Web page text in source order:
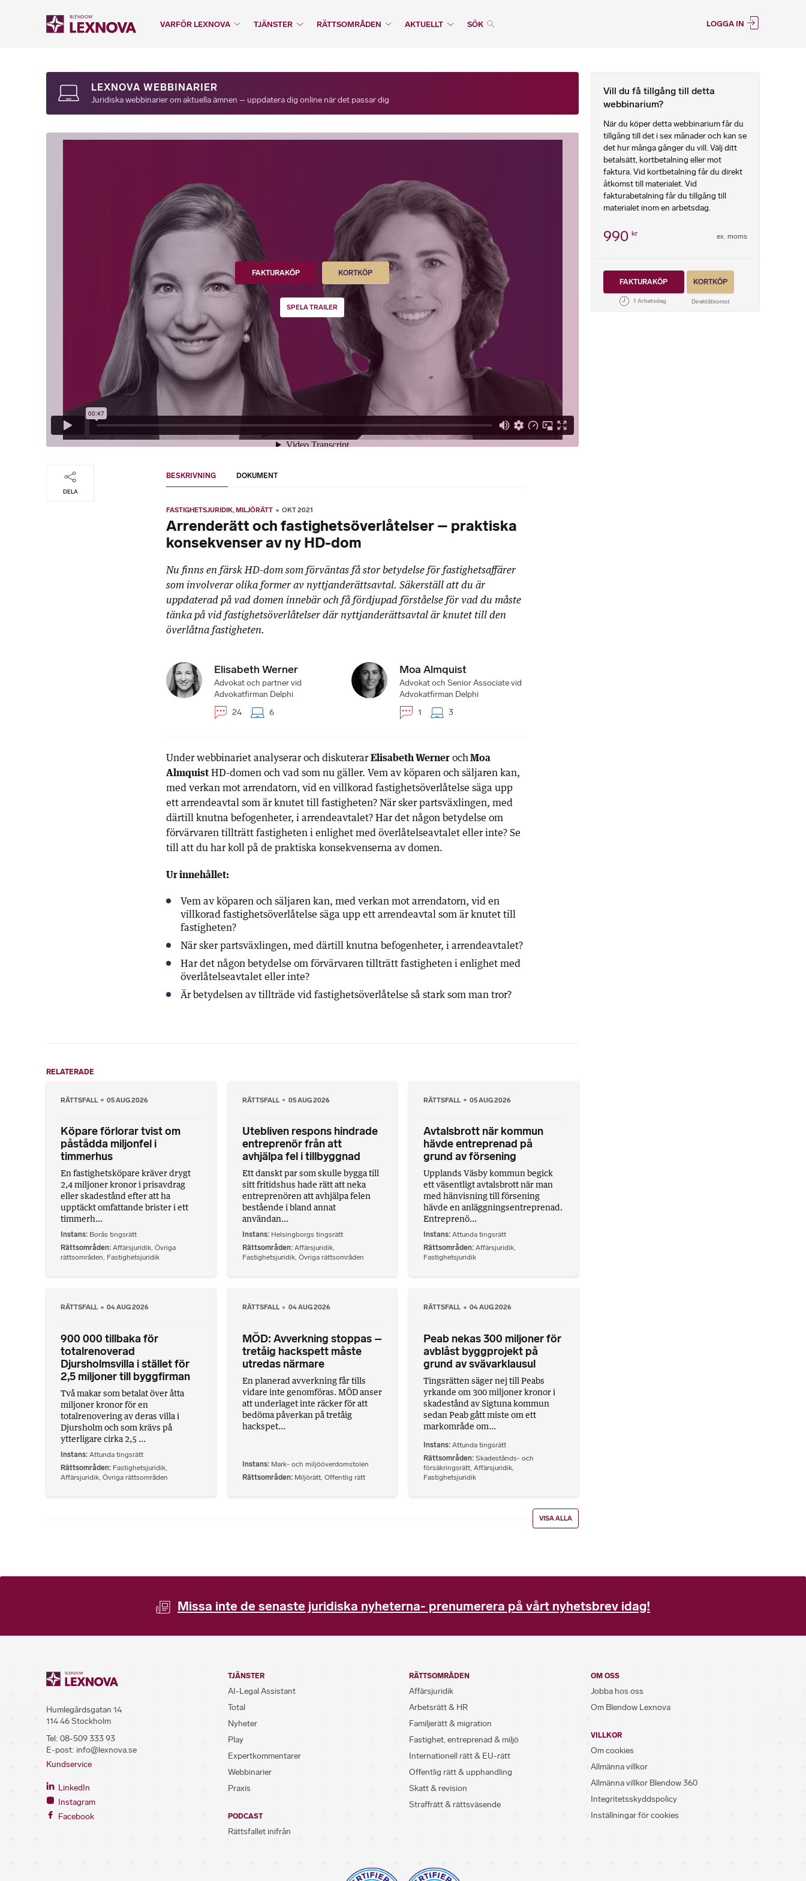
VARFÖR LEXNOVA TJÄNSTER RÄTTSOMRÅDEN AKTUELLT SÖK LOGGA IN
LEXNOVA WEBBINARIER
Juridiska webbinarier om aktuella ämnen – uppdatera dig online när det passar dig
FAKTURAKÖP KORTKÖP
SPELA TRAILER
DELA
BESKRIVNING DOKUMENT
FASTIGHETSJURIDIK MILJÖRÄTT OKT 2021
Arrenderätt och fastighetsöverlåtelser – praktiska
konsekvenser av ny HD-dom
Nu finns en färsk HD-dom som förväntas få stor betydelse för fastighetsaffärer
som involverar olika former av nyttjanderättsavtal. Säkerställ att du är
uppdaterad på vad domen innebär och få fördjupad förståelse för vad du måste
tänka på vid fastighetsöverlåtelser där nyttjanderättsavtal är knutet till den
överlåtna fastigheten.
Elisabeth Werner
Advokat och partner vid
Advokatfirman Delphi
24
6
Moa Almquist
Advokat och Senior Associate vid
Advokatfirman Delphi
1
3
Under webbinariet analyserar och diskuterar Elisabeth Werneroch Moa
AlmquistHD-domen och vad som nu gäller. Vem av köparen och säljaren kan,
med verkan mot arrendatorn, vid en villkorad fastighetsöverlåtelse säga upp
ett arrendeavtal som är knutet till fastigheten? När sker partsväxlingen, med
därtill knutna befogenheter, i arrendeavtalet? Har det någon betydelse om
förvärvaren tillträtt fastigheten i enlighet med överlåtelseavtalet eller inte? Se
till att du har koll på de praktiska konsekvenserna av domen.
Ur innehållet:
Vem av köparen och säljaren kan, med verkan mot arrendatorn, vid en
villkorad fastighetsöverlåtelse säga upp ett arrendeavtal som är knutet till
fastigheten?
När sker partsväxlingen, med därtill knutna befogenheter, i arrendeavtalet?
Har det någon betydelse om förvärvaren tillträtt fastigheten i enlighet med
överlåtelseavtalet eller inte?
Är betydelsen av tillträde vid fastighetsöverlåtelse så stark som man tror?
RELATERADE
RÄTTSFALL 05 AUG 2026
Köpare förlorar tvist om
påstådda miljonfel i
timmerhus
En fastighetsköpare kräver drygt
2,4 miljoner kronor i prisavdrag
eller skadestånd efter att ha
upptäckt omfattande brister i ett
timmerh...
Instans Borås tingsrätt
Rättsområden Affärsjuridik, Övriga
rättsområden, Fastighetsjuridik
RÄTTSFALL 05 AUG 2026
Utebliven respons hindrade
entreprenör från att
avhjälpa fel i tillbyggnad
Ett danskt par som skulle bygga till
sitt fritidshus hade rätt att neka
entreprenören att avhjälpa felen
bestående i bland annat
användan...
Instans Helsingborgs tingsrätt
Rättsområden Affärsjuridik,
Fastighetsjuridik, Övriga rättsområden
RÄTTSFALL 05 AUG 2026
Avtalsbrott när kommun
hävde entreprenad på
grund av försening
Upplands Väsby kommun begick
ett väsentligt avtalsbrott när man
med hänvisning till försening
hävde en anläggningsentreprenad.
Entreprenö...
Instans Attunda tingsrätt
Rättsområden Affärsjuridik,
Fastighetsjuridik
RÄTTSFALL 04 AUG 2026
900 000 tillbaka för
totalrenoverad
Djursholmsvilla i stället för
2,5 miljoner till byggfirman
Två makar som betalat över åtta
miljoner kronor för en
totalrenovering av deras villa i
Djursholm och som krävs på
ytterligare cirka 2,5 ...
Instans Attunda tingsrätt
Rättsområden Fastighetsjuridik,
Affärsjuridik, Övriga rättsområden
RÄTTSFALL 04 AUG 2026
MÖD: Avverkning stoppas –
tretåig hackspett måste
utredas närmare
En planerad avverkning får tills
vidare inte genomföras. MÖD anser
att underlaget inte räcker för att
bedöma påverkan på tretåig
hackspet...
Instans Mark- och miljööverdomstolen
Rättsområden Miljörätt, Offentlig rätt
RÄTTSFALL 04 AUG 2026
Peab nekas 300 miljoner för
avblåst byggprojekt på
grund av svävarklausul
Tingsrätten säger nej till Peabs
yrkande om 300 miljoner kronor i
skadestånd av Sigtuna kommun
sedan Peab gått miste om ett
markområde om...
Instans Attunda tingsrätt
Rättsområden Skadestånds- och
försäkringsrätt, Affärsjuridik,
Fastighetsjuridik
VISA ALLA
Vill du få tillgång till detta
webbinarium?
När du köper detta webbinarium får du
tillgång till det i sex månader och kan se
det hur många gånger du vill. Välj ditt
betalsätt, kortbetalning eller mot
faktura. Vid kortbetalning får du direkt
åtkomst till materialet. Vid
fakturabetalning får du tillgång till
materialet inom en arbetsdag.
990 kr ex. moms
FAKTURAKÖP KORTKÖP
Missa inte de senaste juridiska nyheterna- prenumerera på vårt nyhetsbrev idag!
Humlegårdsgatan 14
114 46 Stockholm
Tel: 08-509 333 93
E-post: info@lexnova.se
Kundservice
LinkedIn
Instagram
Facebook
TJÄNSTER
AI-Legal Assistant
Total
Nyheter
Play
Expertkommentarer
Webbinarier
Praxis
PODCAST
Rättsfallet inifrån
RÄTTSOMRÅDEN
Affärsjuridik
Arbetsrätt & HR
Familjerätt & migration
Fastighet, entreprenad & miljö
Internationell rätt & EU-rätt
Offentlig rätt & upphandling
Skatt & revision
Straffrätt & rättsväsende
OM OSS
Jobba hos oss
Om Blendow Lexnova
VILLKOR
Om cookies
Allmänna villkor
Allmänna villkor Blendow 360
Integritetsskyddspolicy
Inställningar för cookies